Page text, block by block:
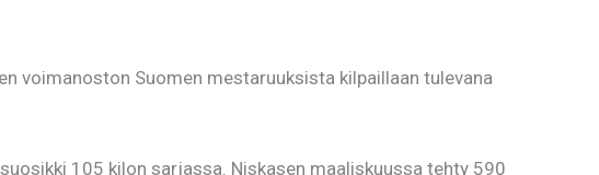
voimanoston Suomen mestaruuksista kilpaillaan tulevana
105 kilon sarjassa. Niskasen maaliskuussa tehty 590